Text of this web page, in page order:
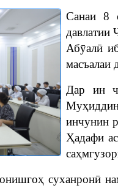
Санаи 8
давлатии
Абӯалӣ
масъалаи
Дар ин
инчунин
Ҳадафи
суханронӣ